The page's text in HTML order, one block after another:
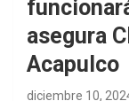
asegura
Acapulco
diciembre 10,